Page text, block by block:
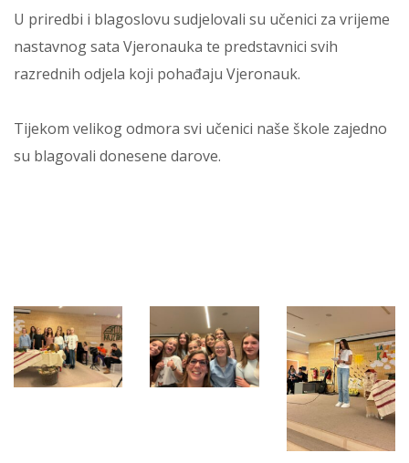
U priredbi i blagoslovu sudjelovali su učenici za vrijeme
nastavnog sata Vjeronauka te predstavnici svih
razrednih odjela koji pohađaju Vjeronauk.
Tijekom velikog odmora svi učenici naše škole zajedno
su blagovali donesene darove.